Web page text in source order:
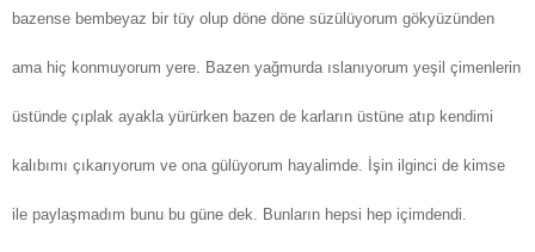
bazense bembeyaz bir tüy olup döne döne süzülüyorum gökyüzünden
ama hiç konmuyorum yere. Bazen yağmurda ıslanıyorum yeşil çimenlerin
üstünde çıplak ayakla yürürken bazen de karların üstüne atıp kendimi
kalıbımı çıkarıyorum ve ona gülüyorum hayalimde. İşin ilginci de kimse
ile paylaşmadım bunu bu güne dek. Bunların hepsi hep içimdendi.